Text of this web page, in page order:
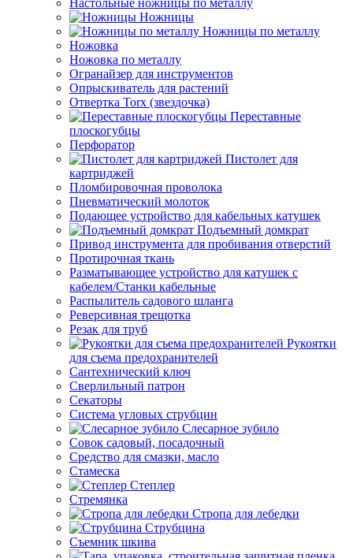
Настольные ножницы по металлу
Ножницы
Ножницы по металлу
Ножовка
Ножовка по металлу
Огранайзер для инструментов
Опрыскиватель для растений
Отвертка Torx (звездочка)
Переставные
плоскогубцы
Перфоратор
Пистолет для
картриджей
Пломбировочная проволока
Пневматический молоток
Подающее устройство для кабельных катушек
Подъемный домкрат
Привод инструмента для пробивания отверстий
Протирочная ткань
Разматывающее устройство для катушек с
кабелем/Станки кабельные
Распылитель садового шланга
Реверсивная трещотка
Резак для труб
Рукоятки
для съема предохранителей
Сантехнический ключ
Сверлильный патрон
Секаторы
Система угловых струбцин
Слесарное зубило
Совок садовый, посадочный
Средство для смазки, масло
Стамеска
Степлер
Стремянка
Стропа для лебедки
Струбцина
Съемник шкива